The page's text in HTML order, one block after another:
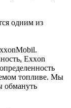
одним из
Exxon
топливе. Мы
обмануть